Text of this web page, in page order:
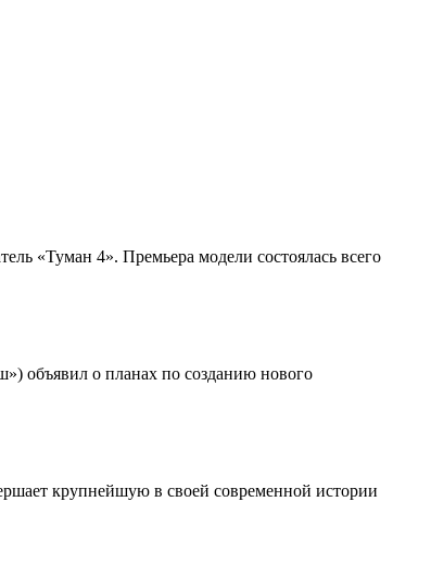
«Туман 4». Премьера модели состоялась всего
объявил о планах по созданию нового
крупнейшую в своей современной истории